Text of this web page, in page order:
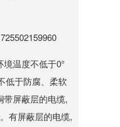
温度不低于0°
低于防腐、柔软
带屏蔽层的电缆,
有屏蔽层的电缆,